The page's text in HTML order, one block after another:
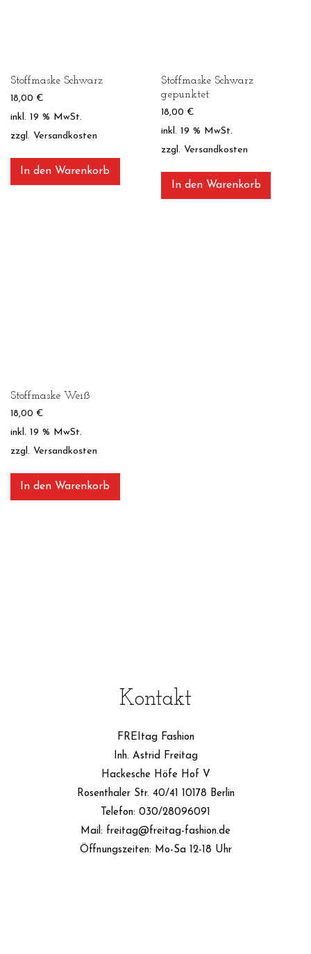
Stoffmaske Schwarz
18,00 €
inkl. 19 % MwSt.
zzgl. Versandkosten
In den Warenkorb
Stoffmaske Schwarz
gepunktet
18,00 €
inkl. 19 % MwSt.
zzgl.Versandkosten
In den Warenkorb
Stoffmaske Weiß
18,00 €
inkl. 19 % MwSt.
zzgl. Versandkosten
In den Warenkorb
Kontakt
FREItag Fashion
Inh. Astrid Freitag
Hackesche Höfe Hof V
Rosenthaler Str. 40/41 10178 Berlin
Telefon: 030/28096091
Mail: freitag@freitag-fashion.de
Öffnungszeiten: Mo-Sa 12-18 Uhr